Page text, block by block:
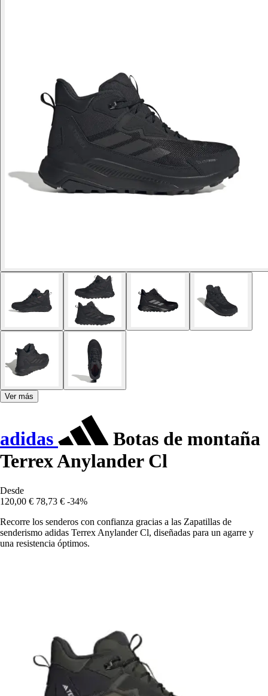
Ver más
adidas
Botas de montaña
Terrex Anylander Cl
Desde
120,00 € 78,73 € -34%
Recorre los senderos con confianza gracias a las Zapatillas de
senderismo adidas Terrex Anylander Cl, diseñadas para un agarre y
una resistencia óptimos.